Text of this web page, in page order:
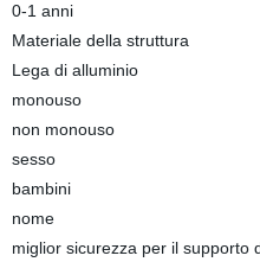
0-1 anni
Materiale della struttura
Lega di alluminio
monouso
non monouso
sesso
bambini
nome
miglior sicurezza per il supporto